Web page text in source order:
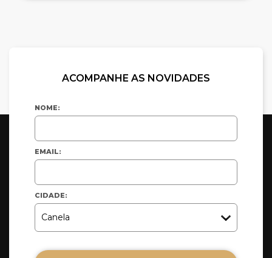
ACOMPANHE AS NOVIDADES
NOME:
EMAIL:
CIDADE: